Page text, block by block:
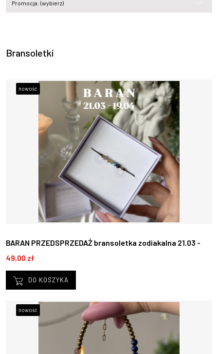
Promocja: (wybierz)
Bransoletki
BARAN PRZEDSPRZEDAŻ bransoletka zodiakalna 21.03 -
19.04
49,00 zł
DO KOSZYKA
nowość
nowość